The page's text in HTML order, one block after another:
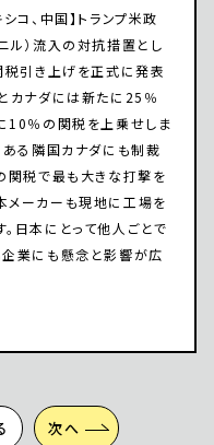
コ、中国】トランプ米政
ル）流入の対抗措置とし
税引き上げを正式に発表
カナダには新たに25％
10％の関税を上乗せしま
る隣国カナダにも制裁
関税で最も大きな打撃を
メーカーも現地に工場を
日本にとって他人ごとで
企業にも懸念と影響が広
次へ